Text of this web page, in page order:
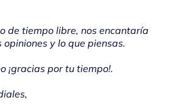
de tiempo libre, nos encantaría
opiniones y lo que piensas.
¡gracias por tu tiempo!.